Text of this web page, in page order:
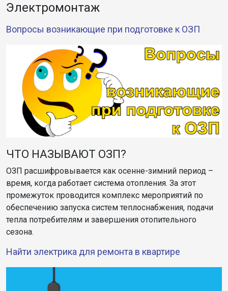
Электромонтаж
Вопросы возникающие при подготовке к ОЗП
ЧТО НАЗЫВАЮТ ОЗП?
ОЗП расшифровывается как осенне-зимний период –
время, когда работает система отопления. За этот
промежуток проводится комплекс мероприятий по
обеспечению запуска систем теплоснабжения, подачи
тепла потребителям и завершения отопительного
сезона.
Найти электрика для ремонта в квартире